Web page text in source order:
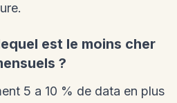
est le moins cher
?
5 a 10 % de data en plus